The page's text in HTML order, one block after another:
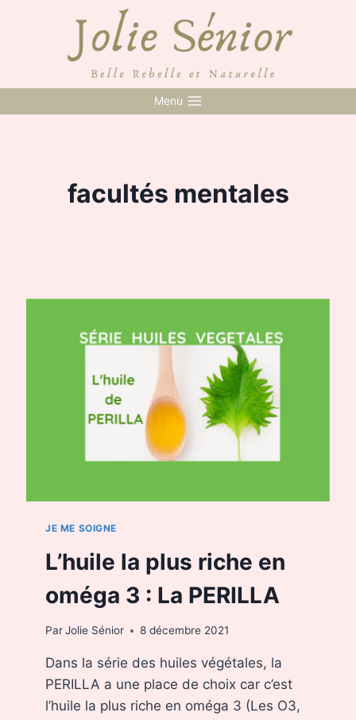
Menu
facultés mentales
JE ME SOIGNE
L’huile la plus riche en
oméga 3 : La PERILLA
ParJolie Sénior 8 décembre 2021
Dans la série des huiles végétales, la
PERILLA a une place de choix car c’est
l’huile la plus riche en oméga 3 (Les O3,